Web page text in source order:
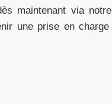
maintenant via
une prise en